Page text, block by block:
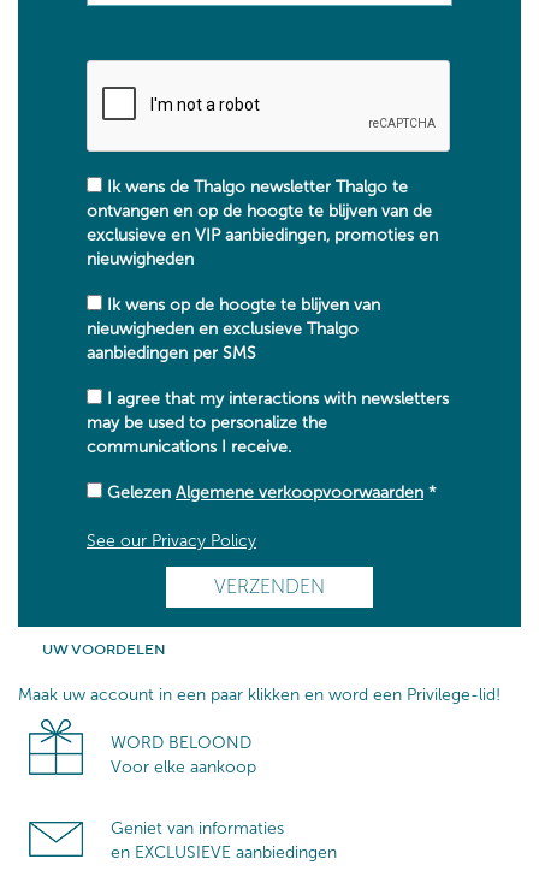
Ik wens de Thalgo newsletter Thalgo te
ontvangen en op de hoogte te blijven van de
exclusieve en VIP aanbiedingen, promoties en
nieuwigheden
Ik wens op de hoogte te blijven van
nieuwigheden en exclusieve Thalgo
aanbiedingen per SMS
I agree that my interactions with newsletters
may be used to personalize the
communications I receive.
Gelezen Algemene verkoopvoorwaarden *
See our Privacy Policy
UW VOORDELEN
Maak uw account in een paar klikken en word een Privilege-lid!
WORD BELOOND
Voor elke aankoop
Geniet van informaties
en EXCLUSIEVE aanbiedingen